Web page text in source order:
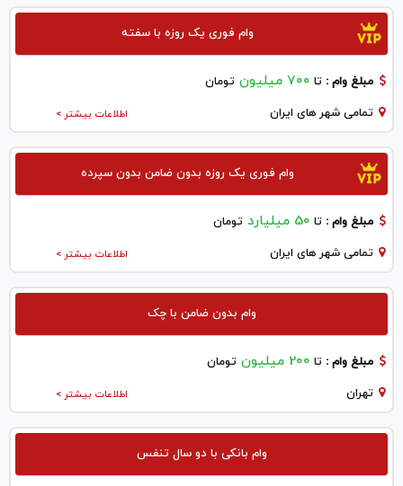
وام فوری یک روزه با سفته
مبلغ وام : تا 700 میلیون تومان
اطلاعات بیشتر > تمامی شهر های ایران
وام فوری یک روزه بدون ضامن بدون سپرده
مبلغ وام : تا 50 میلیارد تومان
اطلاعات بیشتر > تمامی شهر های ایران
وام بدون ضامن با چک
مبلغ وام : تا 200 میلیون تومان
اطلاعات بیشتر > تهران
وام بانکی با دو سال تنفس